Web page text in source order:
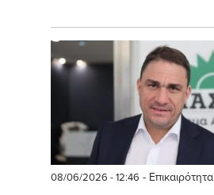
πραγματικότητας
08/06/2026 - 12:46 - Επικαιρότητα